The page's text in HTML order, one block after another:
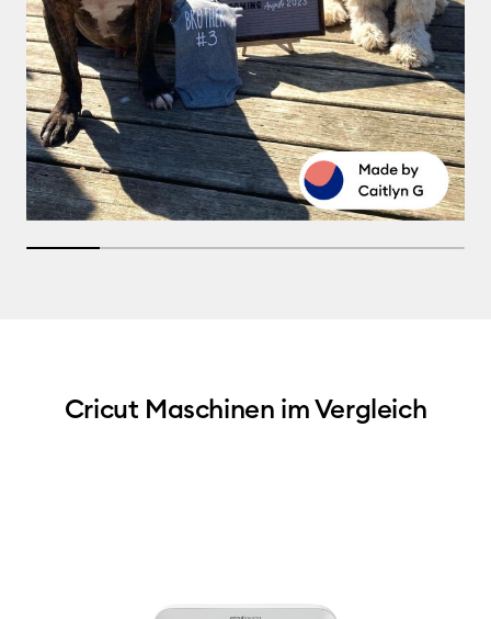
16.666666666666664% completed
Cricut Maschinen im Vergleich